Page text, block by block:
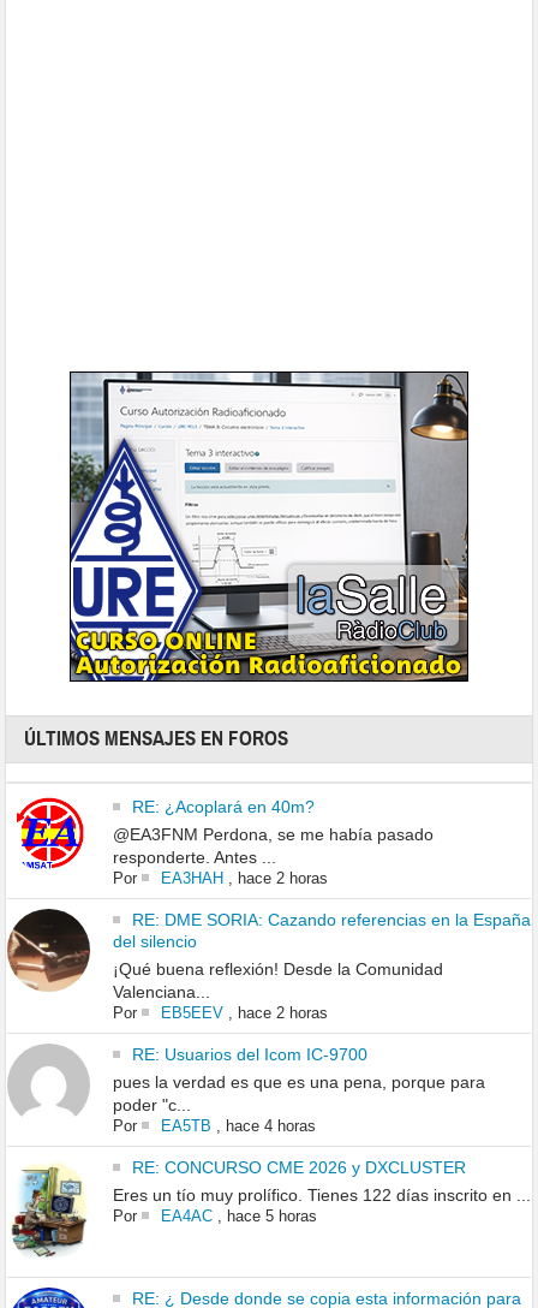
ÚLTIMOS MENSAJES EN FOROS
RE: ¿Acoplará en 40m?
@EA3FNM Perdona, se me había pasado
responderte. Antes ...
Por EA3HAH , hace 2 horas
RE: DME SORIA: Cazando referencias en la España
del silencio
¡Qué buena reflexión! Desde la Comunidad
Valenciana...
Por EB5EEV, hace 2 horas
RE: Usuarios del Icom IC-9700
pues la verdad es que es una pena, porque para
poder "c...
Por EA5TB , hace 4 horas
RE: CONCURSO CME 2026 y DXCLUSTER
Eres un tío muy prolífico. Tienes 122 días inscrito en ...
Por EA4AC, hace 5 horas
RE: ¿ Desde donde se copia esta información para